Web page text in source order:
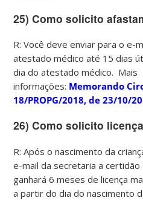
25) Como solicito
R: Você deve enviar para o e-
atestado médico até 15 dias
dia do atestado médico. Mais
informações: Memorando
18/PROPG/2018, de 23/10/
26) Como solicito
R: Após o nascimento da
e-mail da secretaria a certidão
ganhará 6 meses de licença
a partir do dia do nascimento